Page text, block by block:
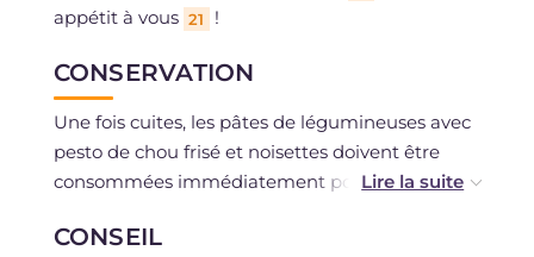
appétit à vous 21 !
CONSERVATION
Une fois cuites, les pâtes de légumineuses avec
pesto de chou frisé et noisettes doivent être
consommées immédiatement pour éviter
cependant, si nécessaire, vous pouvez les
CONSEIL